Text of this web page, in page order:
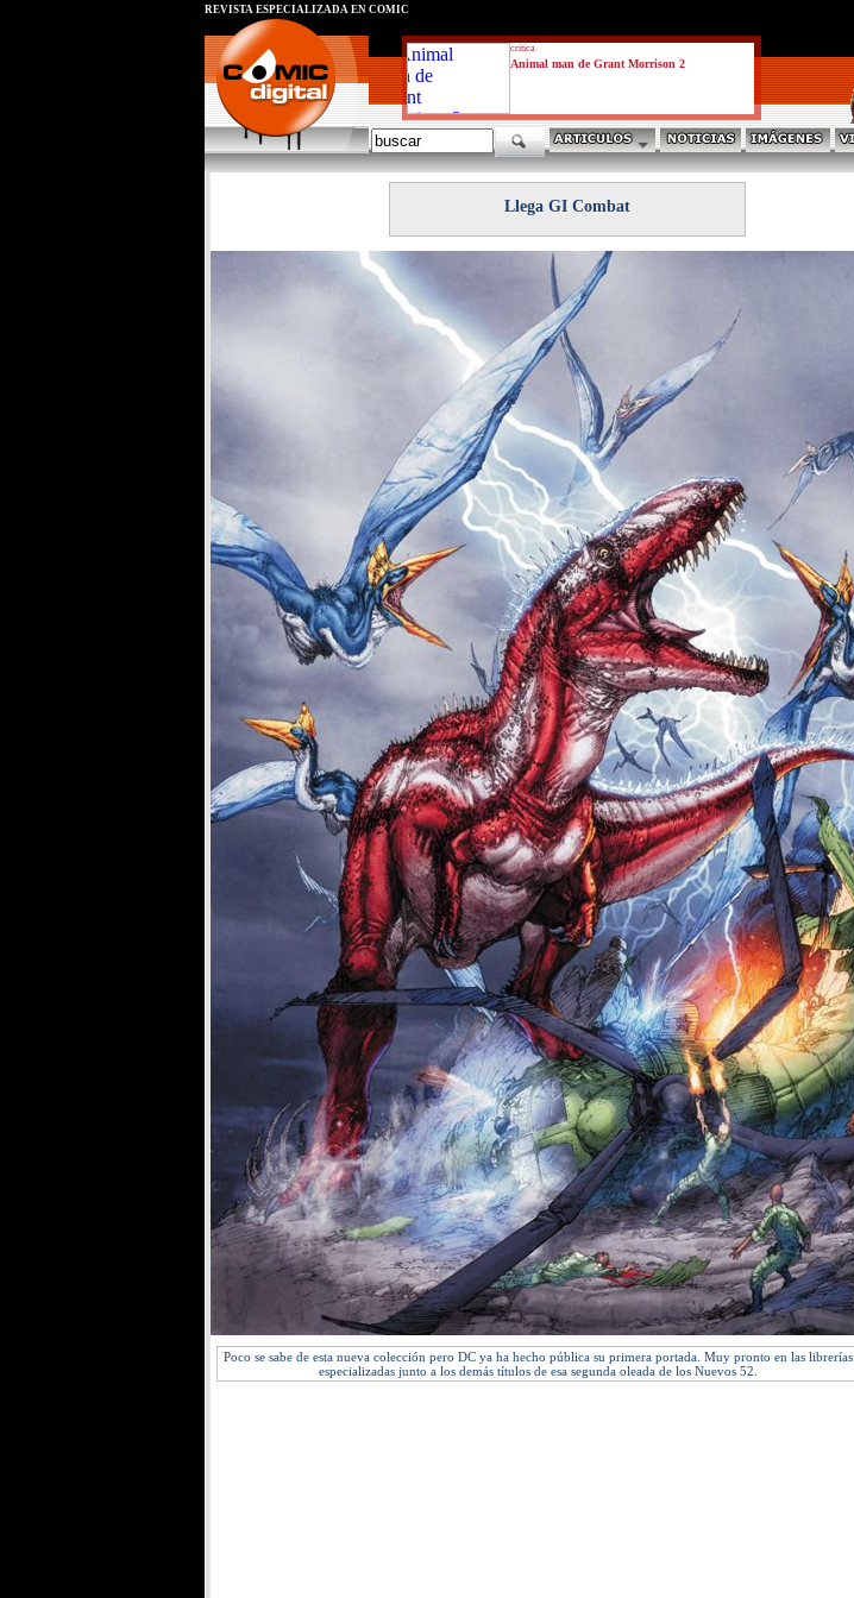
critica
Animal man de Grant Morrison 2
REVISTA ESPECIALIZADA EN CÓMIC
Llega GI Combat
Poco se sabe de esta nueva colección pero DC ya ha hecho pública su primera portada. Muy pronto en las librerías
especializadas junto a los demás títulos de esa segunda oleada de los Nuevos 52.